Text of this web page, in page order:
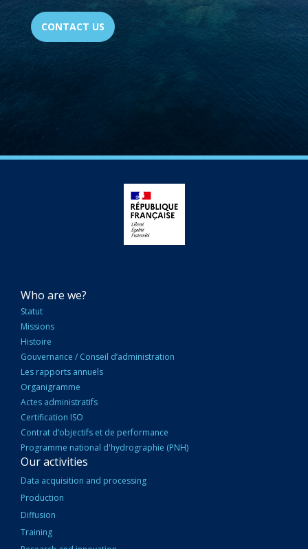
CONTACT US
NAVIGATION
PRINCIPALE
Who are we?
Statut
Missions
Histoire
Gouvernance / Conseil d’administration
Les rapports annuels
Organigramme
Actes administratifs
Certification ISO
Contrat d’objectifs et de performance
Programme national d'hydrographie (PNH)
Our activities
Data acquisition and processing
Production
Diffusion
Training